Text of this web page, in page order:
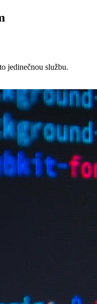
jedinečnou službu.